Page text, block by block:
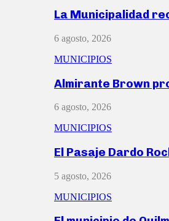
La Municipalidad
6 agosto, 2026
MUNICIPIOS
Almirante Brown
6 agosto, 2026
MUNICIPIOS
El Pasaje Dardo
5 agosto, 2026
MUNICIPIOS